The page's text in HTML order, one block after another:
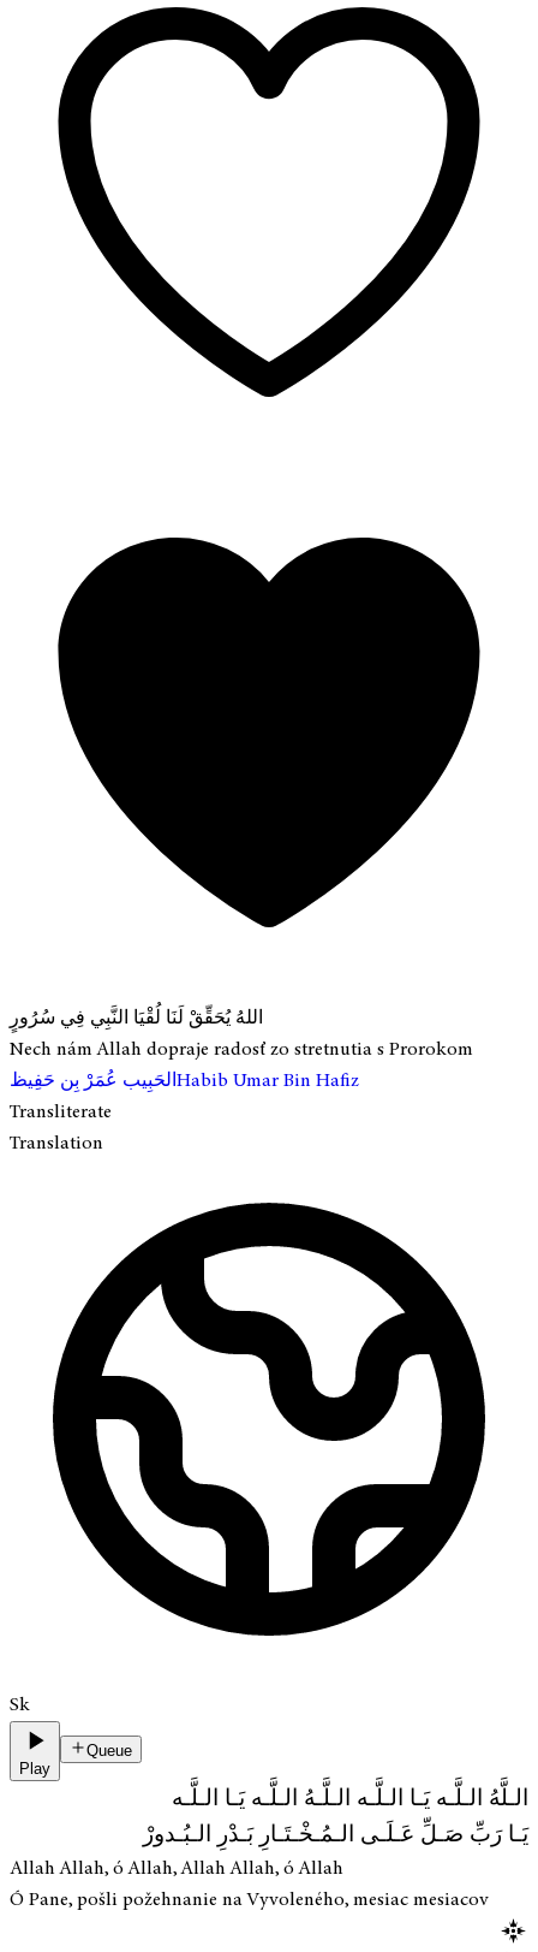
اللهُ يُحَقِّقْ لَنَا لُقْيَا النَّبِي فِي سُرُورٍ
Nech nám Allah dopraje radosť zo stretnutia s Prorokom
الحَبِيب عُمَرْ بِن حَفِيظHabib Umar Bin Hafiz
Transliterate
Translation
Sk
Play
Queue
الـلَّهُ الـلَّـه يَـا الـلَّـه الـلَّـهُ الـلَّـه يَـا الـلَّـه
يَـا رَبِّ صَـلِّ عَـلَـى الـمُـخْـتَـارِ بَـدْرِ الـبُـدورْ
Allah Allah, ó Allah, Allah Allah, ó Allah
Ó Pane, pošli požehnanie na Vyvoleného, mesiac mesiacov